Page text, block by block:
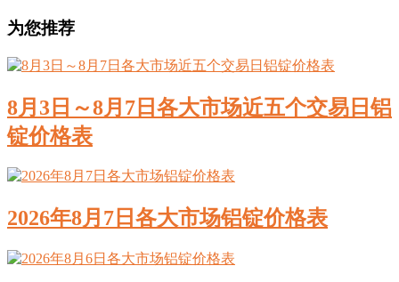
为您推荐
8月3日～8月7日各大市场近五个交易日铝
锭价格表
2026年8月7日各大市场铝锭价格表